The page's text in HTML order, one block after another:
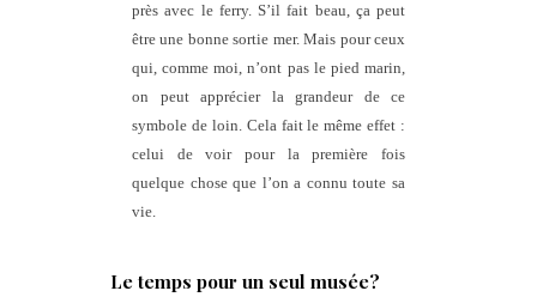
près avec le ferry. S’il fait beau, ça peut
être une bonne sortie mer. Mais pour ceux
qui, comme moi, n’ont pas le pied marin,
on peut apprécier la grandeur de ce
symbole de loin. Cela fait le même effet :
celui de voir pour la première fois
quelque chose que l’on a connu toute sa
vie.
Le temps pour un seul musée?